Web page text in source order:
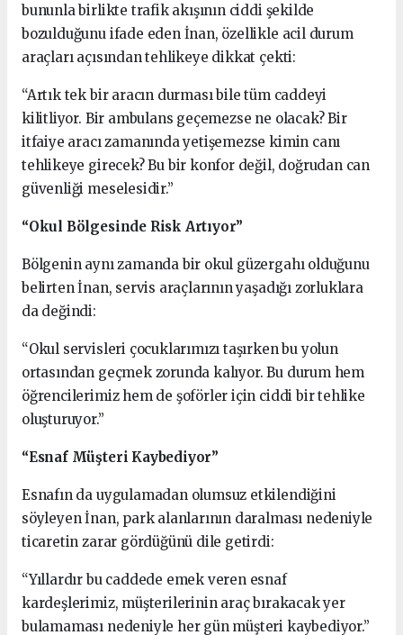
bununla birlikte trafik akışının ciddi şekilde
bozulduğunu ifade eden İnan, özellikle acil durum
araçları açısından tehlikeye dikkat çekti:
“Artık tek bir aracın durması bile tüm caddeyi
kilitliyor. Bir ambulans geçemezse ne olacak? Bir
itfaiye aracı zamanında yetişemezse kimin canı
tehlikeye girecek? Bu bir konfor değil, doğrudan can
güvenliği meselesidir.”
“Okul Bölgesinde Risk Artıyor”
Bölgenin aynı zamanda bir okul güzergahı olduğunu
belirten İnan, servis araçlarının yaşadığı zorluklara
da değindi:
“Okul servisleri çocuklarımızı taşırken bu yolun
ortasından geçmek zorunda kalıyor. Bu durum hem
öğrencilerimiz hem de şoförler için ciddi bir tehlike
oluşturuyor.”
“Esnaf Müşteri Kaybediyor”
Esnafın da uygulamadan olumsuz etkilendiğini
söyleyen İnan, park alanlarının daralması nedeniyle
ticaretin zarar gördüğünü dile getirdi:
“Yıllardır bu caddede emek veren esnaf
kardeşlerimiz, müşterilerinin araç bırakacak yer
bulamaması nedeniyle her gün müşteri kaybediyor.”